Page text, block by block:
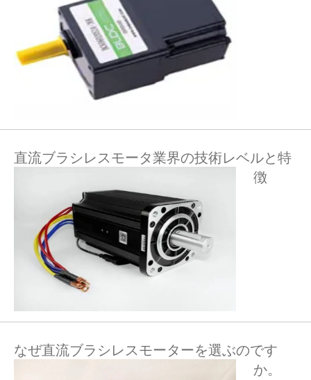
直流ブラシレスモータ業界の技術レベルと特
徴
なぜ直流ブラシレスモーターを選ぶのです
か。